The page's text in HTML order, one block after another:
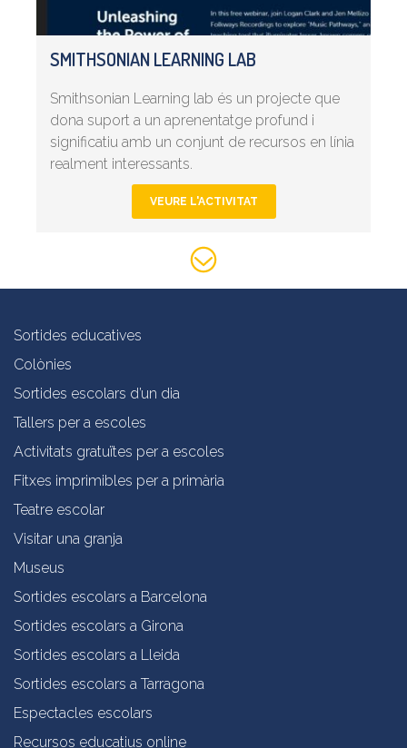
SMITHSONIAN LEARNING LAB
Smithsonian Learning lab és un projecte que
dona suport a un aprenentatge profund i
significatiu amb un conjunt de recursos en línia
realment interessants.
VEURE L'ACTIVITAT
Sortides educatives
Colònies
Sortides escolars d’un dia
Tallers per a escoles
Activitats gratuïtes per a escoles
Fitxes imprimibles per a primària
Teatre escolar
Visitar una granja
Museus
Sortides escolars a Barcelona
Sortides escolars a Girona
Sortides escolars a Lleida
Sortides escolars a Tarragona
Espectacles escolars
Recursos educatius online